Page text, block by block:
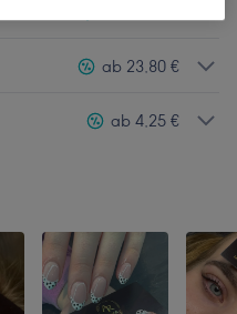
ab 23,80 €
ab 4,25 €